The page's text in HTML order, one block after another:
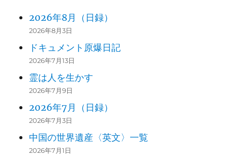
2026年8月（日録）
2026年8月3日
ドキュメント原爆日記
2026年7月13日
霊は人を生かす
2026年7月9日
2026年7月（日録）
2026年7月3日
中国の世界遺産〈英文〉一覧
2026年7月1日